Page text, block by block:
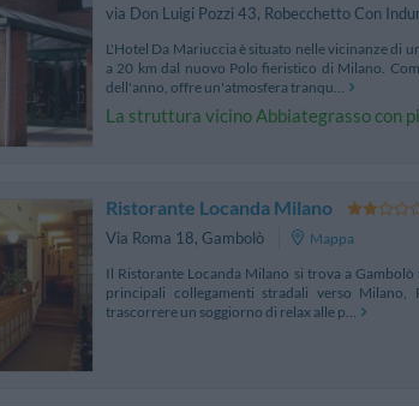
via Don Luigi Pozzi 43, Robecchetto Con
L'Hotel Da Mariuccia è situato nelle vicinanze di
a 20 km dal nuovo Polo fieristico di Milano.
dell'anno, offre un'atmosfera tranqu...
La struttura vicino Abbiategrasso con
Ristorante Locanda Milano
Via Roma 18, Gambolò
Mappa
Il Ristorante Locanda Milano si trova a
principali collegamenti stradali verso
trascorrere un soggiorno di relax alle p...